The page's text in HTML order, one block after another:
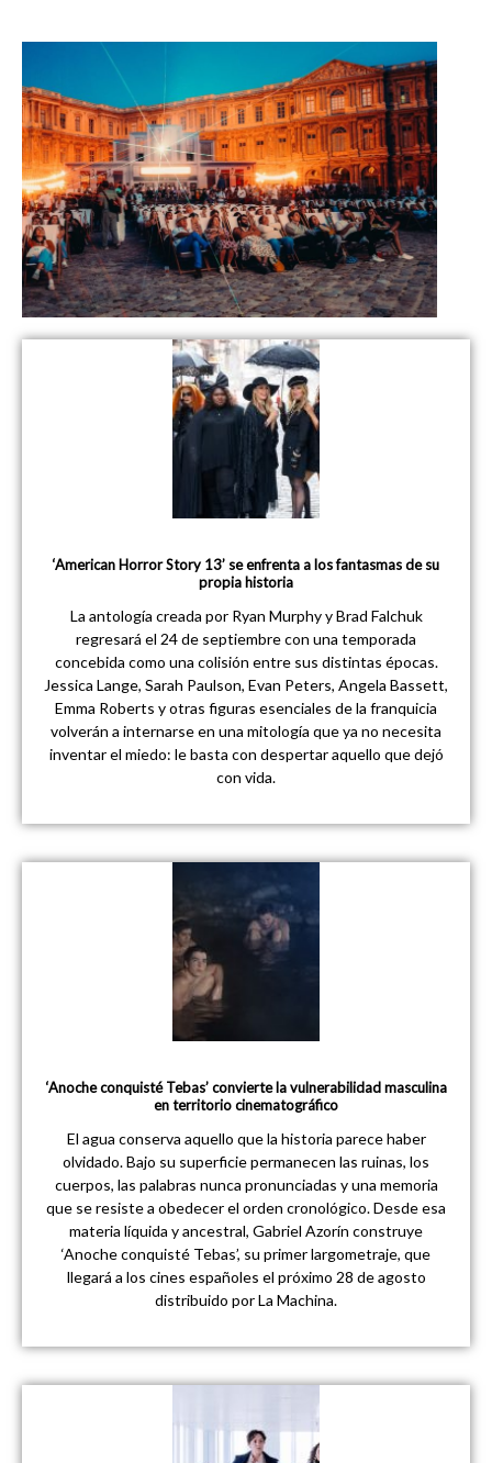
‘American Horror Story 13’ se enfrenta a los fantasmas de su
propia historia
La antología creada por Ryan Murphy y Brad Falchuk
regresará el 24 de septiembre con una temporada
concebida como una colisión entre sus distintas épocas.
Jessica Lange, Sarah Paulson, Evan Peters, Angela Bassett,
Emma Roberts y otras figuras esenciales de la franquicia
volverán a internarse en una mitología que ya no necesita
inventar el miedo: le basta con despertar aquello que dejó
con vida.
‘Anoche conquisté Tebas’ convierte la vulnerabilidad masculina
en territorio cinematográfico
El agua conserva aquello que la historia parece haber
olvidado. Bajo su superficie permanecen las ruinas, los
cuerpos, las palabras nunca pronunciadas y una memoria
que se resiste a obedecer el orden cronológico. Desde esa
materia líquida y ancestral, Gabriel Azorín construye
‘Anoche conquisté Tebas’, su primer largometraje, que
llegará a los cines españoles el próximo 28 de agosto
distribuido por La Machina.